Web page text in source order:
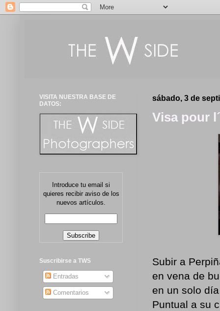
sábado, 3 de
Visa pour
Subir a
en vena de
en un solo
Puntual a su
VISITA NUESTRA BASE DE
DATOS:
Introduce tu email si
quieres recibir aviso de los
nuevos artículos.
Suscribirse a TWS
Entradas
Comentarios